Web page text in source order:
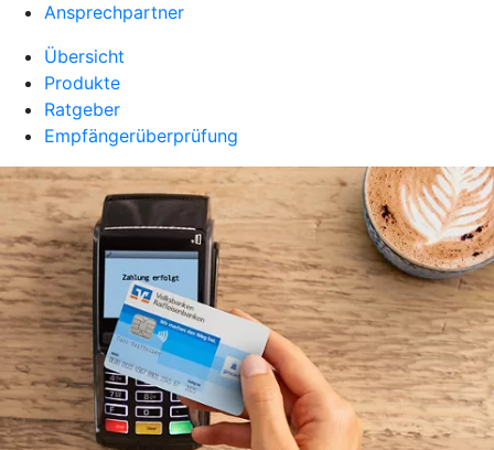
Ansprechpartner
Übersicht
Produkte
Ratgeber
Empfängerüberprüfung